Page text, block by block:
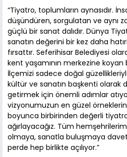
“Tiyatro, toplumların aynasıdır.
düşündüren, sorgulatan ve aynı
güçlü bir sanat dalıdır. Dünya
sanatın değerini bir kez daha
fırsattır. Seferihisar Belediyesi
kent yaşamının merkezine koyan
İlçemizi sadece doğal
kültür ve sanatın başkenti olarak
getirmek için önemli adımlar
vizyonumuzun en güzel
boyunca birbirinden değerli tiyatro
ağırlayacağız. Tüm
olmaya, sanatla buluşmaya
perde hep birlikte açılıyor.”